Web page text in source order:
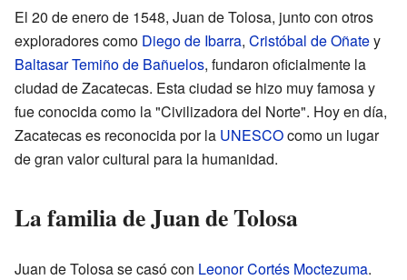
El 20 de enero de 1548, Juan de Tolosa, junto con otros
exploradores como Diego de Ibarra, Cristóbal de Oñatey
Baltasar Temiño de Bañuelos, fundaron oficialmente la
ciudad de Zacatecas. Esta ciudad se hizo muy famosa y
fue conocida como la "Civilizadora del Norte". Hoy en día,
Zacatecas es reconocida por la UNESCOcomo un lugar
de gran valor cultural para la humanidad.
La familia de Juan de Tolosa
Juan de Tolosa se casó con Leonor Cortés Moctezuma.